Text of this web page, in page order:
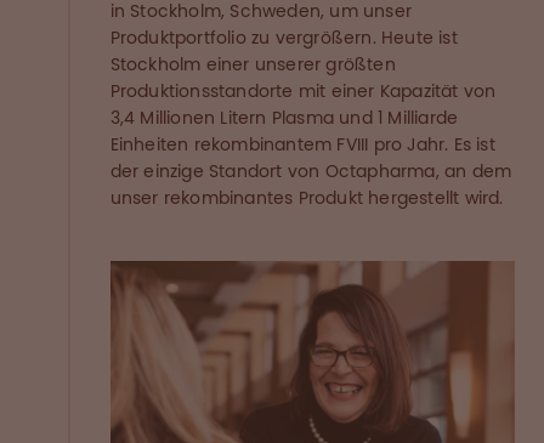
in Stockholm, Schweden, um unser
Produktportfolio zu vergrößern. Heute ist
Stockholm einer unserer größten
Produktionsstandorte mit einer Kapazität von
3,4 Millionen Litern Plasma und 1 Milliarde
Einheiten rekombinantem FVIII pro Jahr. Es ist
der einzige Standort von Octapharma, an dem
unser rekombinantes Produkt hergestellt wird.